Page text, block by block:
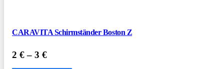
CARAVITA Schirmständer Boston Z
2 €– 3 €